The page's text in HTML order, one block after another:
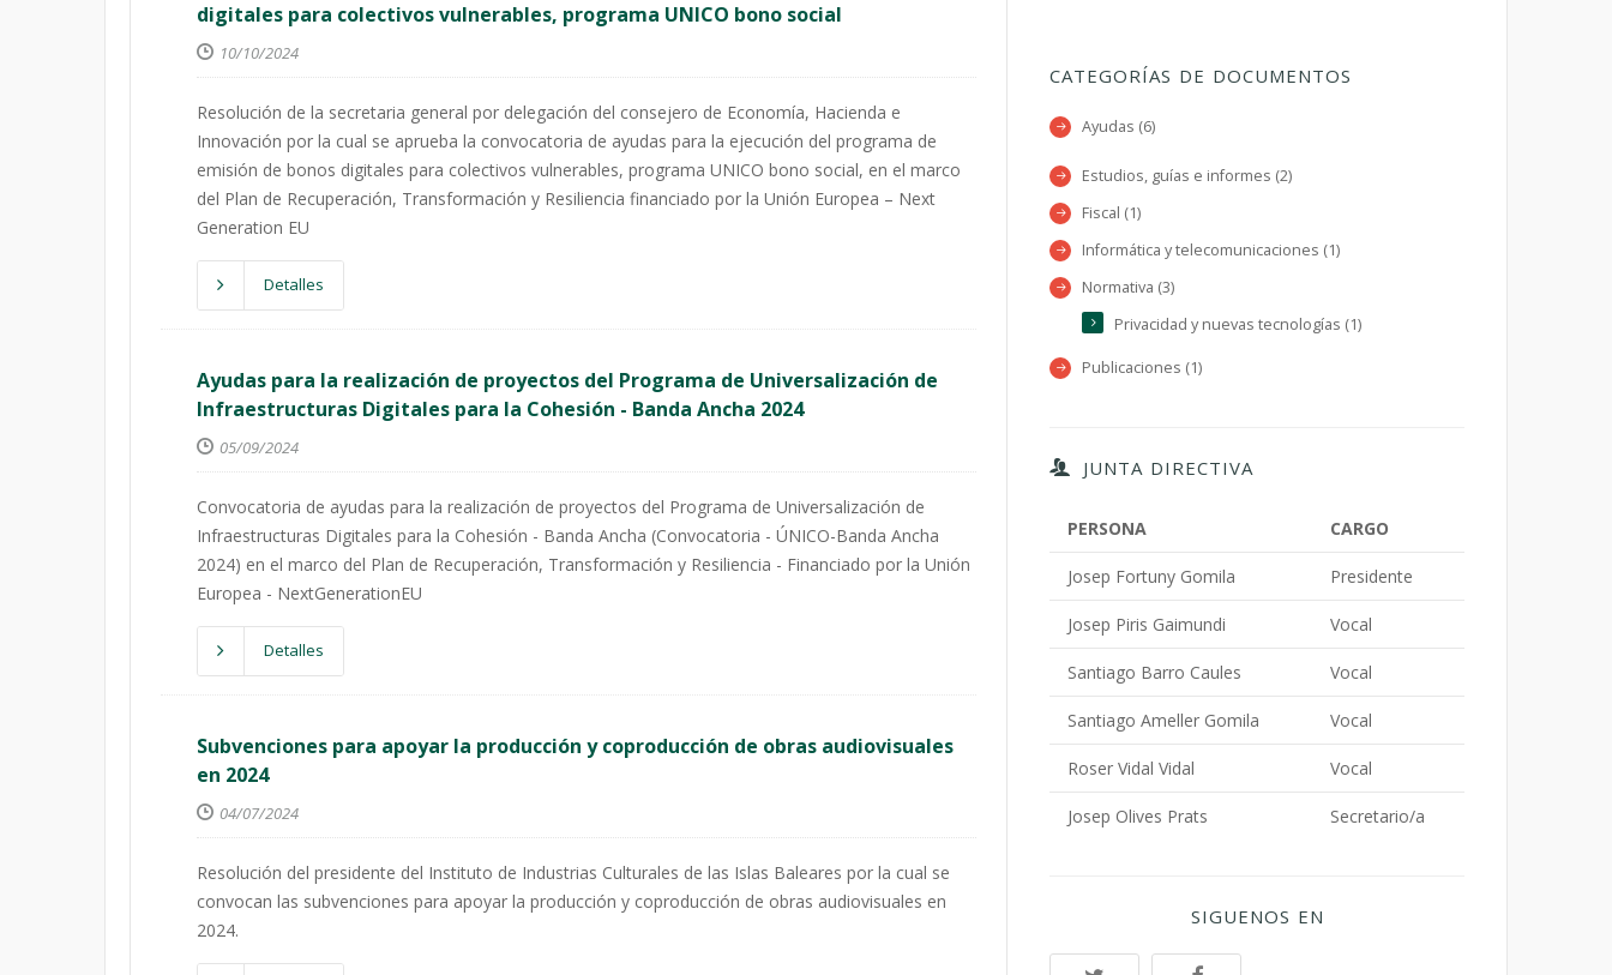
digitales para colectivos vulnerables, programa UNICO bono social
10/10/2024
Resolución de la secretaria general por delegación del consejero de Economía, Hacienda e
Innovación por la cual se aprueba la convocatoria de ayudas para la ejecución del programa de
emisión de bonos digitales para colectivos vulnerables, programa UNICO bono social, en el marco
del Plan de Recuperación, Transformación y Resiliencia financiado por la Unión Europea – Next
Generation EU
Detalles
Ayudas para la realización de proyectos del Programa de Universalización de
Infraestructuras Digitales para la Cohesión - Banda Ancha 2024
05/09/2024
Convocatoria de ayudas para la realización de proyectos del Programa de Universalización de
Infraestructuras Digitales para la Cohesión - Banda Ancha (Convocatoria - ÚNICO-Banda Ancha
2024) en el marco del Plan de Recuperación, Transformación y Resiliencia - Financiado por la Unión
Europea - NextGenerationEU
Detalles
Subvenciones para apoyar la producción y coproducción de obras audiovisuales
en 2024
04/07/2024
Resolución del presidente del Instituto de Industrias Culturales de las Islas Baleares por la cual se
convocan las subvenciones para apoyar la producción y coproducción de obras audiovisuales en
2024.
CATEGORÍAS DE DOCUMENTOS
Ayudas (6)
Estudios, guías e informes (2)
Fiscal (1)
Informática y telecomunicaciones (1)
Normativa (3)
Privacidad y nuevas tecnologías (1)
Publicaciones (1)
JUNTA DIRECTIVA
PERSONA CARGO
Josep Fortuny Gomila Presidente
Josep Piris Gaimundi Vocal
Santiago Barro Caules Vocal
Santiago Ameller Gomila Vocal
Roser Vidal Vidal Vocal
Josep Olives Prats Secretario/a
SIGUENOS EN